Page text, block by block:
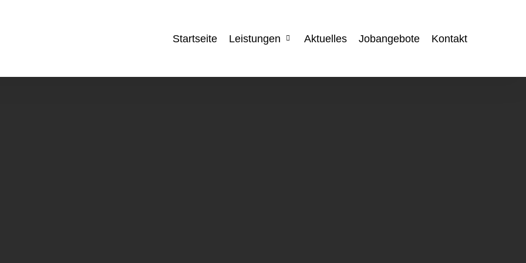
Startseite Leistungen Aktuelles Jobangebote Kontakt